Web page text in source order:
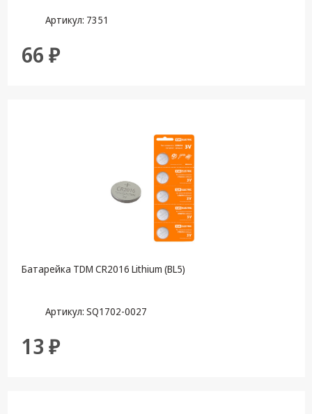
Артикул: 7351
66 ₽
Батарейка TDM CR2016 Lithium (BL5)
Артикул: SQ1702-0027
13 ₽